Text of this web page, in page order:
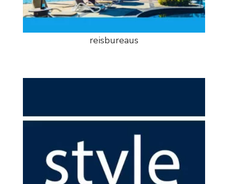
reisbureaus